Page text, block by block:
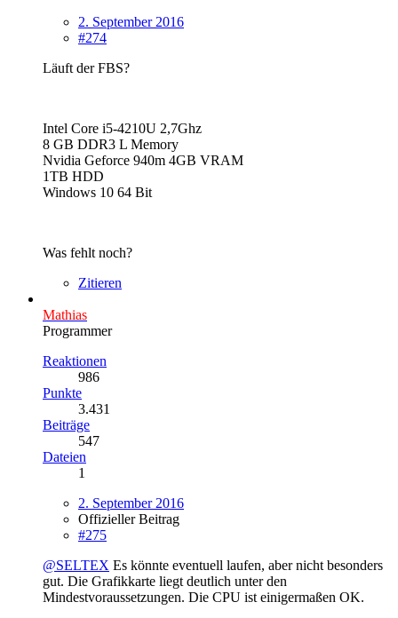
2. September 2016
#274
Läuft der FBS?
Intel Core i5-4210U 2,7Ghz
8 GB DDR3 L Memory
Nvidia Geforce 940m 4GB VRAM
1TB HDD
Windows 10 64 Bit
Was fehlt noch?
Zitieren
Mathias
Programmer
Reaktionen
986
Punkte
3.431
Beiträge
547
Dateien
1
2. September 2016
Offizieller Beitrag
#275
@SELTEX Es könnte eventuell laufen, aber nicht besonders
gut. Die Grafikkarte liegt deutlich unter den
Mindestvoraussetzungen. Die CPU ist einigermaßen OK.